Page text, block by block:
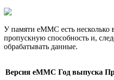
У памяти eMMC есть несколько
пропускную способность и,
обрабатывать данные.
Версия eMMC Год выпуска